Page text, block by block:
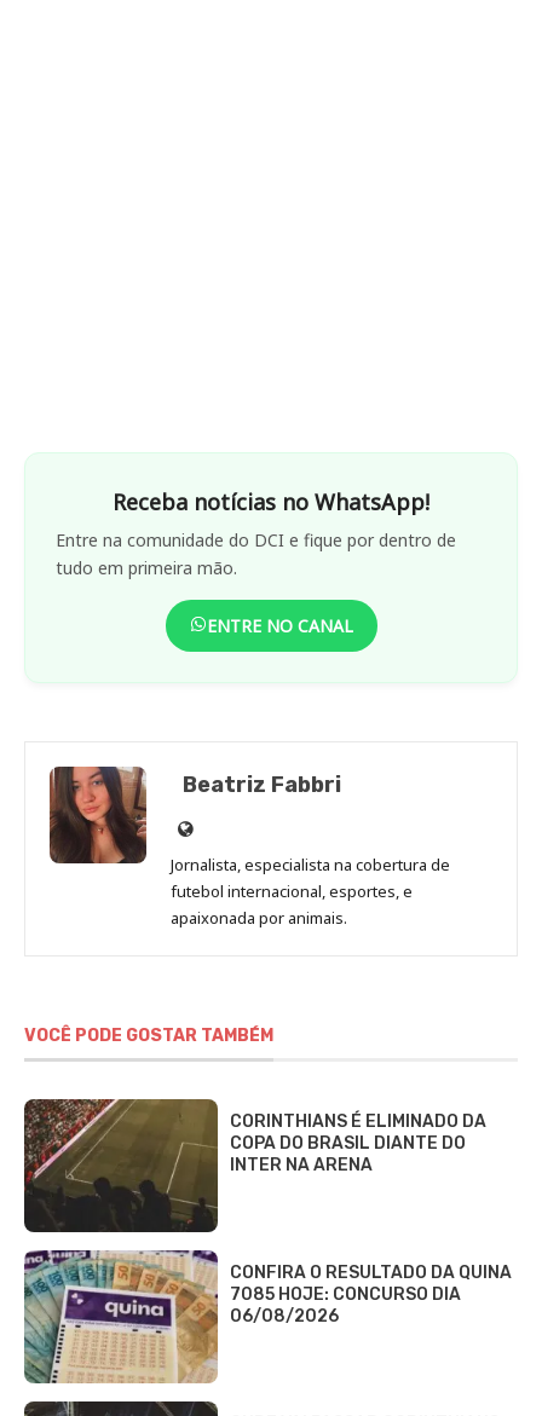
Receba notícias no WhatsApp!
Entre na comunidade do DCI e fique por dentro de
tudo em primeira mão.
ENTRE NO CANAL
Beatriz Fabbri
Site
de
Beatriz
Fabbri
Jornalista, especialista na cobertura de
futebol internacional, esportes, e
apaixonada por animais.
VOCÊ PODE GOSTAR TAMBÉM
CORINTHIANS É ELIMINADO DA
COPA DO BRASIL DIANTE DO
INTER NA ARENA
CONFIRA O RESULTADO DA QUINA
7085 HOJE: CONCURSO DIA
06/08/2026